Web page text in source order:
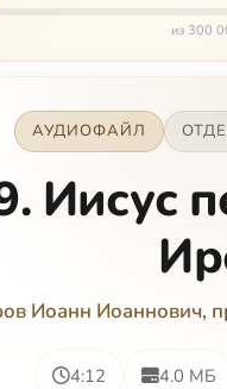
из 300
АУДИОФАЙЛ
Иисус
Иоанн Иоаннович,
4:12 4.0 МБ